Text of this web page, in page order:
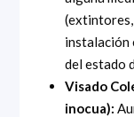
instalación
del estado
Visado
inocua):